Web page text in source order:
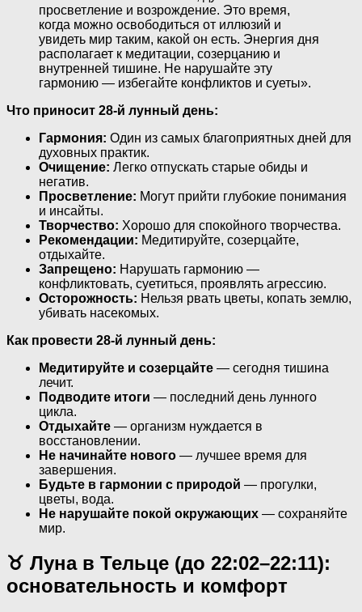
просветление и возрождение. Это время,
когда можно освободиться от иллюзий и
увидеть мир таким, какой он есть. Энергия дня
располагает к медитации, созерцанию и
внутренней тишине. Не нарушайте эту
гармонию — избегайте конфликтов и суеты».
Что приносит 28-й лунный день:
Гармония: Один из самых благоприятных дней для
духовных практик.
Очищение: Легко отпускать старые обиды и
негатив.
Просветление: Могут прийти глубокие понимания
и инсайты.
Творчество: Хорошо для спокойного творчества.
Рекомендации: Медитируйте, созерцайте,
отдыхайте.
Запрещено: Нарушать гармонию —
конфликтовать, суетиться, проявлять агрессию.
Осторожность: Нельзя рвать цветы, копать землю,
убивать насекомых.
Как провести 28-й лунный день:
Медитируйте и созерцайте — сегодня тишина
лечит.
Подводите итоги — последний день лунного
цикла.
Отдыхайте — организм нуждается в
восстановлении.
Не начинайте нового — лучшее время для
завершения.
Будьте в гармонии с природой — прогулки,
цветы, вода.
Не нарушайте покой окружающих — сохраняйте
мир.
♉ Луна в Тельце (до 22:02–22:11):
основательность и комфорт